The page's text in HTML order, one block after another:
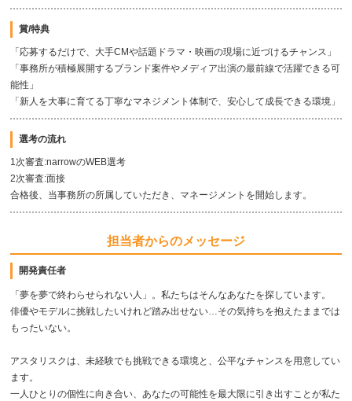
賞/特典
「応募するだけで、大手CMや話題ドラマ・映画の現場に近づけるチャンス」
「事務所が積極展開するブランド案件やメディア出演の最前線で活躍できる可
能性」
「新人を大事に育てる丁寧なマネジメント体制で、安心して成長できる環境」
選考の流れ
1次審査:narrowのWEB選考
2次審査:面接
合格後、当事務所の所属していただき、マネージメントを開始します。
担当者からのメッセージ
開発責任者
「夢を夢で終わらせられない人」。私たちはそんなあなたを探しています。
俳優やモデルに挑戦したいけれど踏み出せない…その気持ちを抱えたままでは
もったいない。
アスタリスクは、未経験でも挑戦できる環境と、公平なチャンスを用意してい
ます。
一人ひとりの個性に向き合い、あなたの可能性を最大限に引き出すことが私た